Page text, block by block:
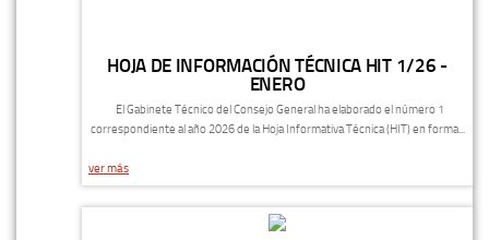
HOJA DE INFORMACIÓN TÉCNICA HIT 1/26 -
ENERO
El Gabinete Técnico del Consejo General ha elaborado el número 1
correspondiente al año 2026 de la Hoja Informativa Técnica (HIT) en forma...
ver más